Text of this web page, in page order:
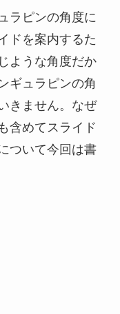
ラピンの角度に
ドを案内するた
ような角度だか
ギュラピンの角
きません。なぜ
含めてスライド
ついて今回は書